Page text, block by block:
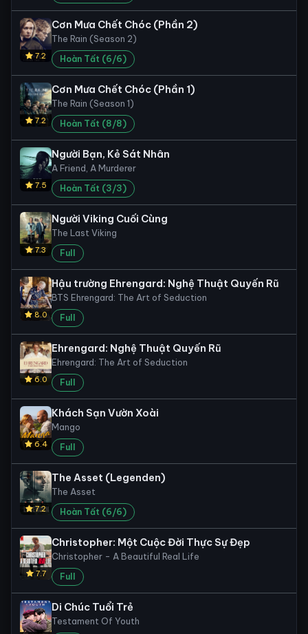
7.2
Cơn Mưa Chết Chóc (Phần 2)
The Rain (Season 2)
Hoàn Tất (6/6)
7.2
Cơn Mưa Chết Chóc (Phần 1)
The Rain (Season 1)
Hoàn Tất (8/8)
7.5
Người Bạn, Kẻ Sát Nhân
A Friend, A Murderer
Hoàn Tất (3/3)
7.3
Người Viking Cuối Cùng
The Last Viking
Full
8.0
Hậu trường Ehrengard: Nghệ Thuật Quyến Rũ
BTS Ehrengard: The Art of Seduction
Full
6.0
Ehrengard: Nghệ Thuật Quyến Rũ
Ehrengard: The Art of Seduction
Full
6.4
Khách Sạn Vườn Xoài
Mango
Full
7.2
The Asset (Legenden)
The Asset
Hoàn Tất (6/6)
7.7
Christopher: Một Cuộc Đời Thực Sự Đẹp
Christopher - A Beautiful Real Life
Full
Di Chúc Tuổi Trẻ
Testament Of Youth